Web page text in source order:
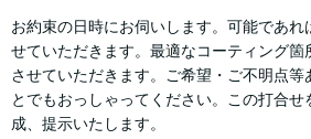
お約束の日時にお伺いします。可能であれ
せていただきます。最適なコーティング箇
させていただきます。ご希望・ご不明点等
とでもおっしゃってください。この打合
成、提示いたします。